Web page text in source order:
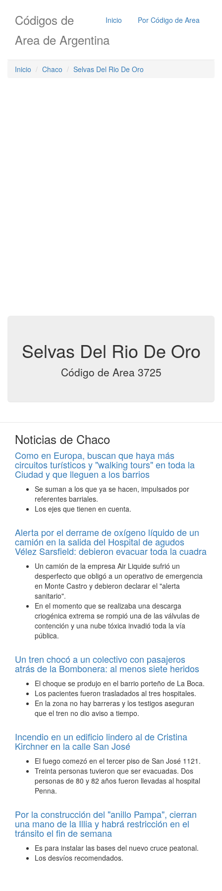
Inicio Por Código de Area
Códigos de
Area de Argentina
Inicio Chaco Selvas Del Rio De Oro
Selvas Del Rio De Oro
Código de Area 3725
Noticias de Chaco
Como en Europa, buscan que haya más
circuitos turísticos y "walking tours" en toda la
Ciudad y que lleguen a los barrios
Se suman a los que ya se hacen, impulsados por
referentes barriales.
Los ejes que tienen en cuenta.
Alerta por el derrame de oxígeno líquido de un
camión en la salida del Hospital de agudos
Vélez Sarsfield: debieron evacuar toda la cuadra
Un camión de la empresa Air Liquide sufrió un
desperfecto que obligó a un operativo de emergencia
en Monte Castro y debieron declarar el "alerta
sanitario".
En el momento que se realizaba una descarga
criogénica extrema se rompió una de las válvulas de
contención y una nube tóxica invadió toda la vía
pública.
Un tren chocó a un colectivo con pasajeros
atrás de la Bombonera: al menos siete heridos
El choque se produjo en el barrio porteño de La Boca.
Los pacientes fueron trasladados al tres hospitales.
En la zona no hay barreras y los testigos aseguran
que el tren no dio aviso a tiempo.
Incendio en un edificio lindero al de Cristina
Kirchner en la calle San José
El fuego comezó en el tercer piso de San José 1121.
Treinta personas tuvieron que ser evacuadas. Dos
personas de 80 y 82 años fueron llevadas al hospital
Penna.
Por la construcción del "anillo Pampa", cierran
una mano de la Illia y habrá restricción en el
tránsito el fin de semana
Es para instalar las bases del nuevo cruce peatonal.
Los desvíos recomendados.